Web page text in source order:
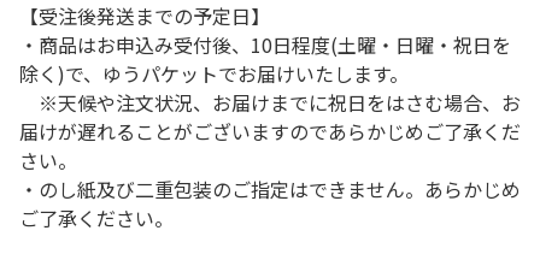
【受注後発送までの予定日】
・商品はお申込み受付後、10日程度(土曜・日曜・祝日を
除く)で、ゆうパケットでお届けいたします。
※天候や注文状況、お届けまでに祝日をはさむ場合、お
届けが遅れることがございますのであらかじめご了承くだ
さい。
・のし紙及び二重包装のご指定はできません。あらかじめ
ご了承ください。